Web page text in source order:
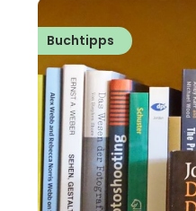
Buchtipps